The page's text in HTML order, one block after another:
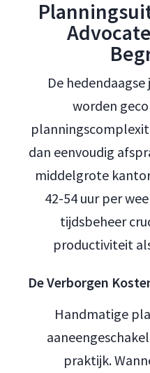
De
worden
dan eenvoudig
middelgrote
42-54 uur per
tijdsbeheer
productiviteit
De Verborgen
Handmatige
praktijk.